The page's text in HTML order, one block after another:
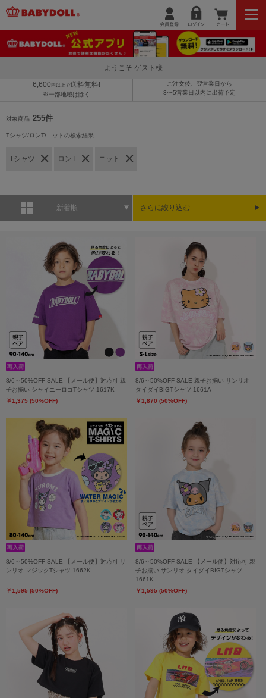
ようこそ ゲスト様
6,600 円以上で送料無料!
※一部地域は除く
ご注文後、翌営業日から
3〜5営業日以内に出荷予定
対象商品 255件
Tシャツ/ロンT/ニットの検索結果
Tシャツ ロンT ニット
新着順 さらに絞り込む
8/6～50%OFF SALE 【メール便】対応可 親
子お揃い シャイニーロゴTシャツ 1617K
￥1,375 (50%OFF)
8/6～50%OFF SALE 親子お揃い サンリオ
タイダイBIGTシャツ 1661A
￥1,870 (50%OFF)
8/6～50%OFF SALE 【メール便】対応可 サ
ンリオ マジックTシャツ 1662K
￥1,595 (50%OFF)
8/6～50%OFF SALE 【メール便】対応可 親
子お揃い サンリオ タイダイBIGTシャツ
1661K
￥1,595 (50%OFF)